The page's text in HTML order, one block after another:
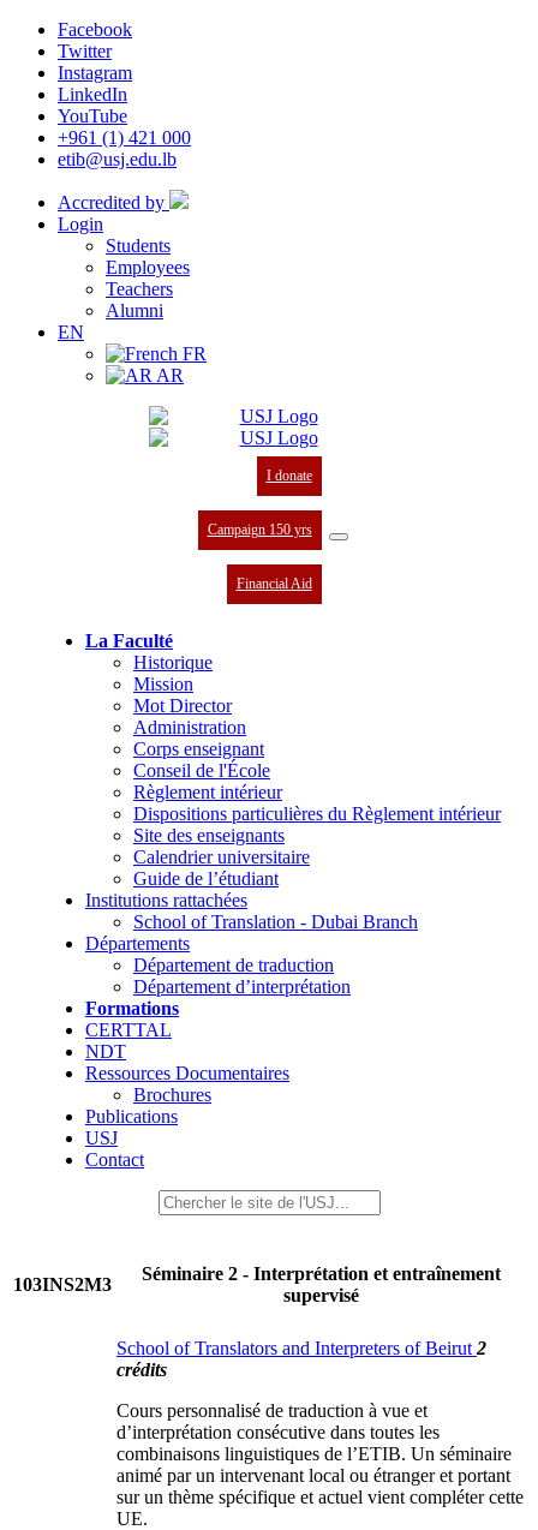
Facebook
Twitter
Instagram
LinkedIn
YouTube
+961 (1) 421 000
etib@usj.edu.lb
Accredited by
Login
Students
Employees
Teachers
Alumni
EN
FR
AR
I donate
Campaign 150 yrs
Financial Aid
La Faculté
Historique
Mission
Mot Director
Administration
Corps enseignant
Conseil de l'École
Règlement intérieur
Dispositions particulières du Règlement intérieur
Site des enseignants
Calendrier universitaire
Guide de l’étudiant
Institutions rattachées
School of Translation - Dubai Branch
Départements
Département de traduction
Département d’interprétation
Formations
CERTTAL
NDT
Ressources Documentaires
Brochures
Publications
USJ
Contact
103INS2M3
Séminaire 2 - Interprétation et entraînement
supervisé
School of Translators and Interpreters of Beirut 2
crédits
Cours personnalisé de traduction à vue et
d’interprétation consécutive dans toutes les
combinaisons linguistiques de l’ETIB. Un séminaire
animé par un intervenant local ou étranger et portant
sur un thème spécifique et actuel vient compléter cette
UE.